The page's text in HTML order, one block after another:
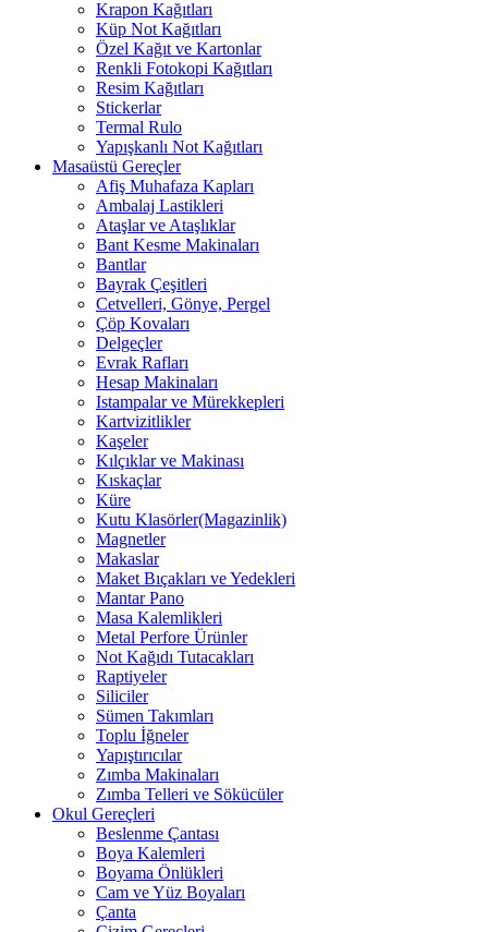
Krapon Kağıtları
Küp Not Kağıtları
Özel Kağıt ve Kartonlar
Renkli Fotokopi Kağıtları
Resim Kağıtları
Stickerlar
Termal Rulo
Yapışkanlı Not Kağıtları
Masaüstü Gereçler
Afiş Muhafaza Kapları
Ambalaj Lastikleri
Ataşlar ve Ataşlıklar
Bant Kesme Makinaları
Bantlar
Bayrak Çeşitleri
Cetvelleri, Gönye, Pergel
Çöp Kovaları
Delgeçler
Evrak Rafları
Hesap Makinaları
Istampalar ve Mürekkepleri
Kartvizitlikler
Kaşeler
Kılçıklar ve Makinası
Kıskaçlar
Küre
Kutu Klasörler(Magazinlik)
Magnetler
Makaslar
Maket Bıçakları ve Yedekleri
Mantar Pano
Masa Kalemlikleri
Metal Perfore Ürünler
Not Kağıdı Tutacakları
Raptiyeler
Siliciler
Sümen Takımları
Toplu İğneler
Yapıştırıcılar
Zımba Makinaları
Zımba Telleri ve Sökücüler
Okul Gereçleri
Beslenme Çantası
Boya Kalemleri
Boyama Önlükleri
Cam ve Yüz Boyaları
Çanta